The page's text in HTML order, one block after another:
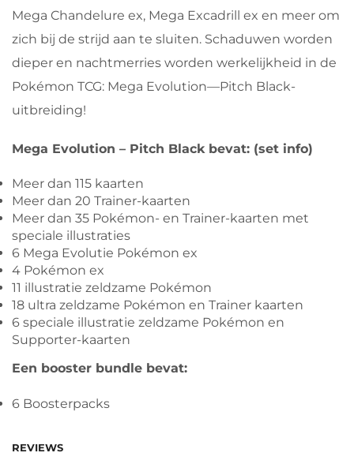
Mega Chandelure ex, Mega Excadrill ex en meer om
zich bij de strijd aan te sluiten. Schaduwen worden
dieper en nachtmerries worden werkelijkheid in de
Pokémon TCG: Mega Evolution—Pitch Black-
uitbreiding!
Mega Evolution – Pitch Black bevat: (set info)
Meer dan 115 kaarten
Meer dan 20 Trainer-kaarten
Meer dan 35 Pokémon- en Trainer-kaarten met
speciale illustraties
6 Mega Evolutie Pokémon ex
4 Pokémon ex
11 illustratie zeldzame Pokémon
18 ultra zeldzame Pokémon en Trainer kaarten
6 speciale illustratie zeldzame Pokémon en
Supporter-kaarten
Een booster bundle bevat:
6 Boosterpacks
REVIEWS